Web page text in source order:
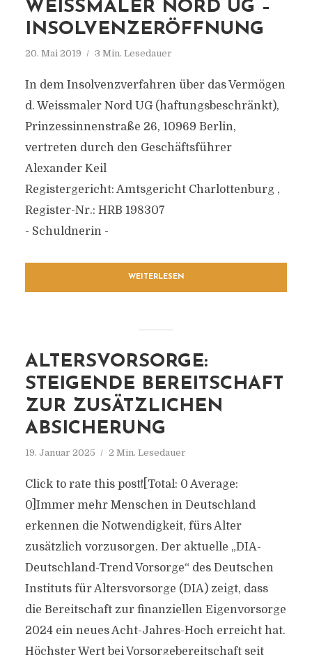
WEISSMALER NORD UG –
INSOLVENZERÖFFNUNG
20. Mai 2019 3 Min. Lesedauer
In dem Insolvenzverfahren über das Vermögen
d. Weissmaler Nord UG (haftungsbeschränkt),
Prinzessinnenstraße 26, 10969 Berlin,
vertreten durch den Geschäftsführer
Alexander Keil
Registergericht: Amtsgericht Charlottenburg ,
Register-Nr.: HRB 198307
- Schuldnerin -
WEITERLESEN
ALTERSVORSORGE:
STEIGENDE BEREITSCHAFT
ZUR ZUSÄTZLICHEN
ABSICHERUNG
19. Januar 2025 2 Min. Lesedauer
Click to rate this post![Total: 0 Average:
0]Immer mehr Menschen in Deutschland
erkennen die Notwendigkeit, fürs Alter
zusätzlich vorzusorgen. Der aktuelle „DIA-
Deutschland-Trend Vorsorge“ des Deutschen
Instituts für Altersvorsorge (DIA) zeigt, dass
die Bereitschaft zur finanziellen Eigenvorsorge
2024 ein neues Acht-Jahres-Hoch erreicht hat.
Höchster Wert bei Vorsorgebereitschaft seit